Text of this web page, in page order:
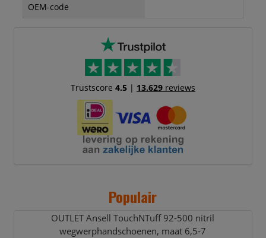
OEM-code
Trustscore 4.5| 13.629reviews
Populair
OUTLET Ansell TouchNTuff 92-500 nitril
wegwerphandschoenen, maat 6,5-7